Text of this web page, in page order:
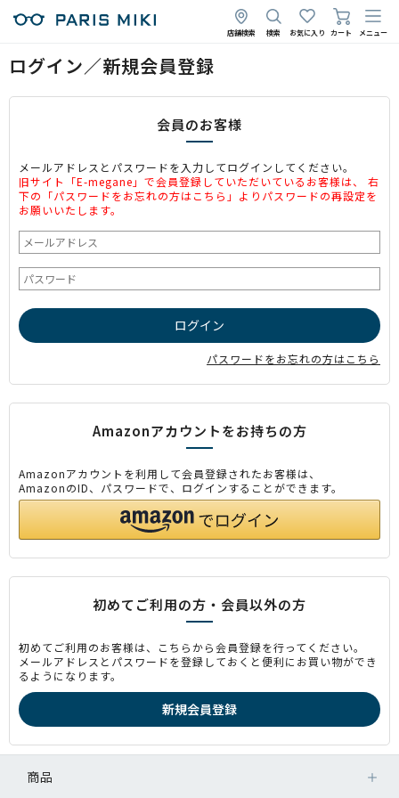
店舗検索 検索 お気に入り カート メニュー
ログイン／新規会員登録
会員のお客様
メールアドレスとパスワードを入力してログインしてください。
旧サイト「E-megane」で会員登録していただいているお客様は、 右
下の「パスワードをお忘れの方はこちら」よりパスワードの再設定を
お願いいたします。
パスワードをお忘れの方はこちら
Amazonアカウントをお持ちの方
Amazonアカウントを利用して会員登録されたお客様は、
AmazonのID、パスワードで、ログインすることができます。
初めてご利用の方・会員以外の方
初めてご利用のお客様は、こちらから会員登録を行ってください。
メールアドレスとパスワードを登録しておくと便利にお買い物ができ
るようになります。
商品